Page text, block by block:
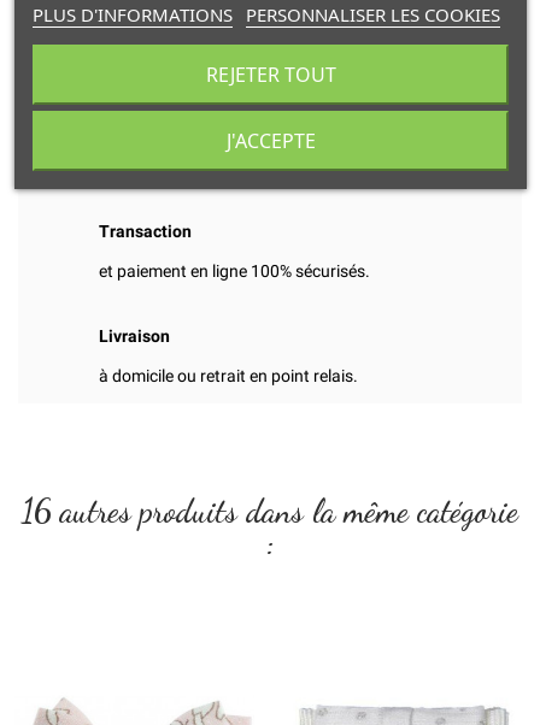
Transaction
et paiement en ligne 100% sécurisés.
Livraison
à domicile ou retrait en point relais.
16 autres produits dans la même catégorie
:
PLUS D'INFORMATIONS PERSONNALISER LES COOKIES
REJETER TOUT
J'ACCEPTE